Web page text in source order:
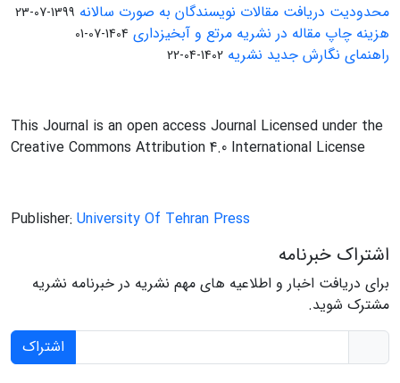
محدودیت دریافت مقالات نویسندگان به صورت سالانه 1399-07-23
هزینه چاپ مقاله در نشریه مرتع و آبخیزداری 1404-07-01
راهنمای نگارش جدید نشریه 1402-04-22
This Journal is an open access Journal Licensed under the
Creative Commons Attribution 4.0 International License
Publisher: University Of Tehran Press
اشتراک خبرنامه
برای دریافت اخبار و اطلاعیه های مهم نشریه در خبرنامه نشریه
مشترک شوید.
اشتراک